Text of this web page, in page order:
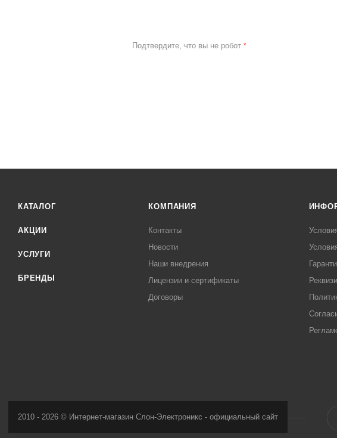
Подтвердите, что вы не робот *
КАТАЛОГ
АКЦИИ
УСЛУГИ
БРЕНДЫ
КОМПАНИЯ
Контакты
Новости
Наши внедрения
Лицензии и сертификаты
Договоры
2010 - 2026 © Интернет-магазин Слон-Электроникс - официальный сайт